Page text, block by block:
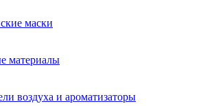
маски
материалы
воздуха и ароматизаторы